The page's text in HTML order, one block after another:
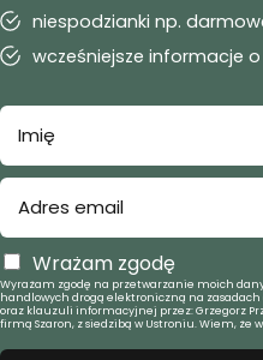
niespodzianki np.
wcześniejsze informacje
Wrażam zgodę
Wyrażam zgodę na przetwarzanie moich
handlowych drogą elektroniczną na
oraz klauzuli informacyjnej przez: Grzegorz
firmą Szaron, z siedzibą w Ustroniu. Wiem, że